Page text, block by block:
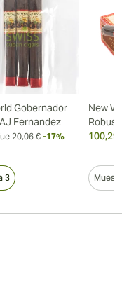
Gobernador
Fernandez
20,06 € -17%
3
New
100,29